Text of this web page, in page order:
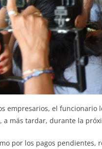
empresarios, el
a más tardar, durante la
por los pagos